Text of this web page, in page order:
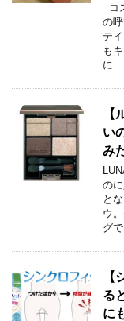
コ
の
テ
も
に …
【
い
み
の
と
ウ
グ
【
る
に